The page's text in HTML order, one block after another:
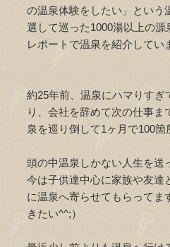
の温泉体験をしたい」という
選して巡った1000湯以上の源
レポートで温泉を紹介してい
約25年前、温泉にハマりすぎ
り、会社を辞めて次の仕事ま
泉を巡り倒して1ヶ月で100
頭の中温泉しかない人生を送
今は子供達中心に家族や友達
に温泉へ寄らせてもらってま
きたい^^;）